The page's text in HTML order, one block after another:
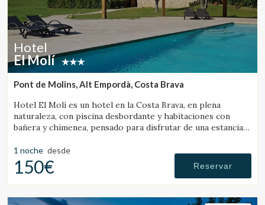
Hotel
El Molí
Pont de Molins, Alt Empordà, Costa Brava
Hotel El Molí es un hotel en la Costa Brava, en plena
naturaleza, con piscina desbordante y habitaciones con
bañera y chimenea, pensado para disfrutar de una estancia
1 noche desde
150€ Reservar